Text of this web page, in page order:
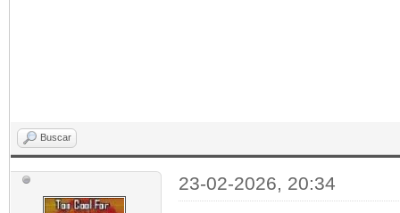
Buscar
23-02-2026, 20:34